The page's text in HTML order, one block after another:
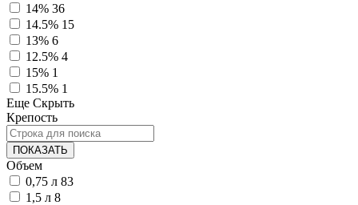
14% 36
14.5% 15
13% 6
12.5% 4
15% 1
15.5% 1
Еще Скрыть
Крепость
ПОКАЗАТЬ
Объем
0,75 л 83
1,5 л 8